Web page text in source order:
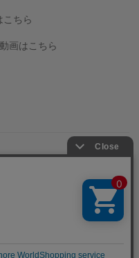
こちら
画はこちら